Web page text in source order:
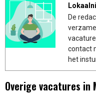
De
contact
het
Overige vacatures in